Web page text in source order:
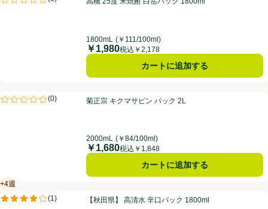
評価は0件のレビューで5点中0.0点。
1800mL (￥111/100ml)
価格
￥1,980税込￥2,178
カートに追加する
菊正宗 キクマサピン パック 2L
(0)
評価は0件のレビューで5点中0.0点。
菊正宗 キクマサピン パック 2L
2000mL (￥84/100ml)
価格
￥1,680税込￥1,848
カートに追加する
【秋田県】 高清水 辛口パック 1800ml
+4週
賞味・消費期限保証：4週間
(1)
評価は1件のレビューで5点中4.0点。【秋田県】 高清水 辛口パック 1800ml